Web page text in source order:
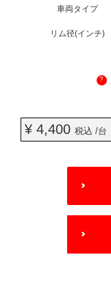
車両タイプ
リム径(インチ)
?
¥ 4,400 税込 /台
OPTIONS